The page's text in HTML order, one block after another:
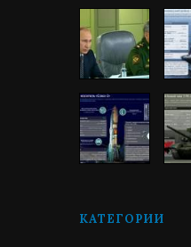
КАТЕГОРИИ